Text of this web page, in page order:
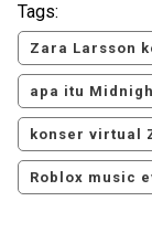
Tags:
Zara Larsson
apa itu
konser virtual
Roblox music